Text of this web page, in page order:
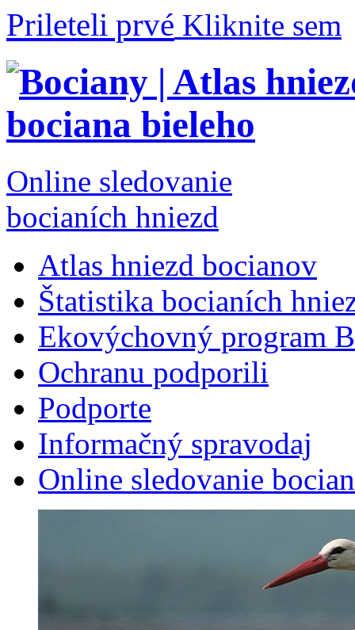
Prileteli prvé Kliknite sem
Online sledovanie
bocianích hniezd
Atlas hniezd bocianov
Štatistika bocianích
Ekovýchovný program
Ochranu podporili
Podporte
Informačný spravodaj
Online sledovanie